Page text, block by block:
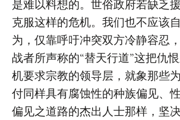
是难以料想的。世俗政府若缺乏
克服这样的危机。我们也不应该
为，仅靠呼吁冲突双方冷静容忍
战者所声称的“替天行道”这把仇
机要求宗教的领导层，就象那些
付同样具有腐蚀性的种族偏见、
偏见之道路的杰出人士那样，坚